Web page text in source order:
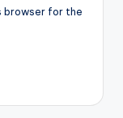
browser for the